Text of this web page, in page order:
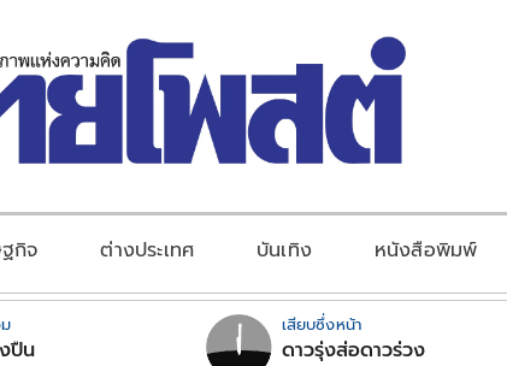
กิจ ต่างประเทศ บันเทิง หนังสือพิมพ์
ปืน
เสียบซึ่งหน้า
ดาวรุ่งส่อดาวร่วง